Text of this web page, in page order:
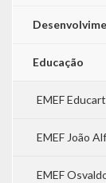
Educação
EMEF
EMEF João
EMEF